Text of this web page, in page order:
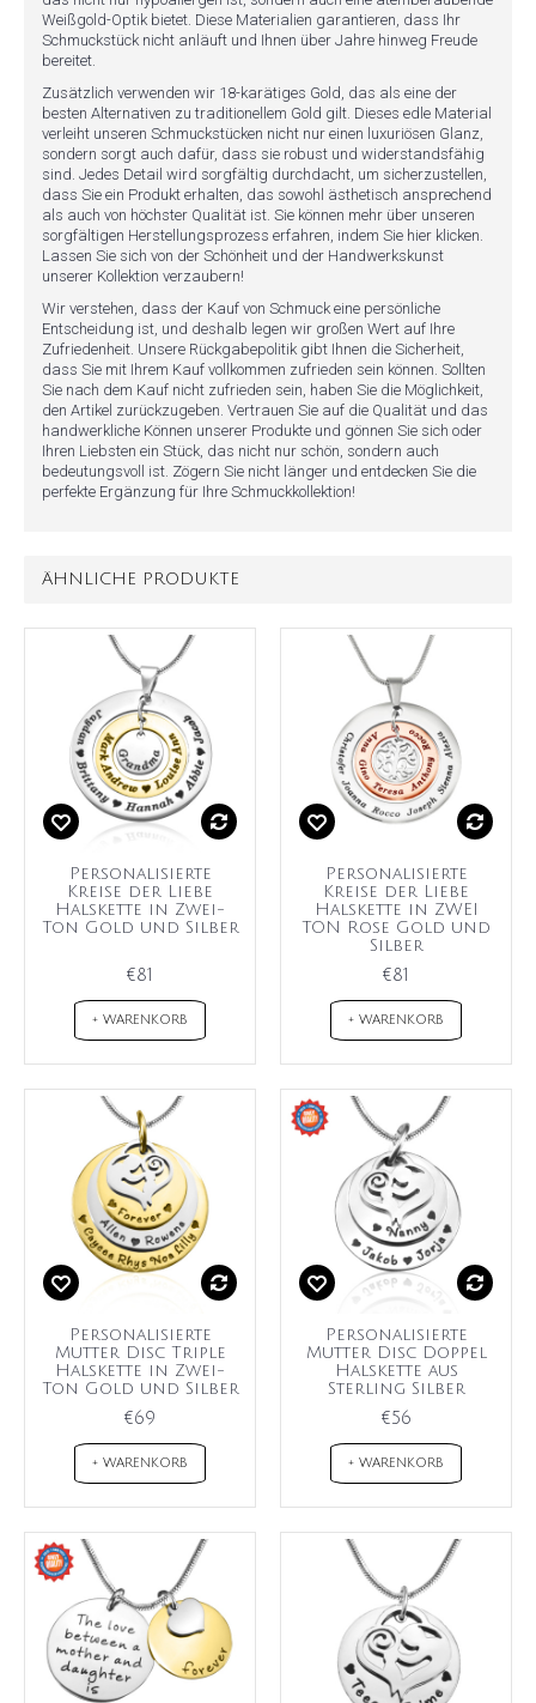
Weißgold-Optik bietet. Diese Materialien garantieren, dass Ihr
Schmuckstück nicht anläuft und Ihnen über Jahre hinweg Freude
bereitet.
Zusätzlich verwenden wir 18-karätiges Gold, das als eine der
besten Alternativen zu traditionellem Gold gilt. Dieses edle Material
verleiht unseren Schmuckstücken nicht nur einen luxuriösen Glanz,
sondern sorgt auch dafür, dass sie robust und widerstandsfähig
sind. Jedes Detail wird sorgfältig durchdacht, um sicherzustellen,
dass Sie ein Produkt erhalten, das sowohl ästhetisch ansprechend
als auch von höchster Qualität ist. Sie können mehr über unseren
sorgfältigen Herstellungsprozess erfahren, indem Sie hier klicken.
Lassen Sie sich von der Schönheit und der Handwerkskunst
unserer Kollektion verzaubern!
Wir verstehen, dass der Kauf von Schmuck eine persönliche
Entscheidung ist, und deshalb legen wir großen Wert auf Ihre
Zufriedenheit. Unsere Rückgabepolitik gibt Ihnen die Sicherheit,
dass Sie mit Ihrem Kauf vollkommen zufrieden sein können. Sollten
Sie nach dem Kauf nicht zufrieden sein, haben Sie die Möglichkeit,
den Artikel zurückzugeben. Vertrauen Sie auf die Qualität und das
handwerkliche Können unserer Produkte und gönnen Sie sich oder
Ihren Liebsten ein Stück, das nicht nur schön, sondern auch
bedeutungsvoll ist. Zögern Sie nicht länger und entdecken Sie die
perfekte Ergänzung für Ihre Schmuckkollektion!
ÄHNLICHE PRODUKTE
Personalisierte
Kreise der Liebe
Halskette in Zwei-
Ton Gold und Silber
€81
+ WARENKORB
Personalisierte
Kreise der Liebe
Halskette in ZWEI
TON Rose Gold und
Silber
€81
+ WARENKORB
Personalisierte
Mutter Disc Triple
Halskette in Zwei-
Ton Gold und Silber
€69
+ WARENKORB
Personalisierte
Mutter Disc Doppel
Halskette aus
Sterling Silber
€56
+ WARENKORB